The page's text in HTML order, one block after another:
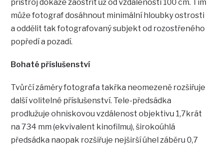
přístroj dokáže zaostřit už od vzdálenosti 100 cm. Tím
může fotograf dosáhnout minimální hloubky ostrosti
a oddělit tak fotografovaný subjekt od rozostřeného
popředí a pozadí.
Bohaté příslušenství
Tvůrčí záměry fotografa takřka neomezeně rozšiřuje
další volitelné příslušenství. Tele-předsádka
prodlužuje ohniskovou vzdálenost objektivu 1,7krát
na 734 mm (ekvivalent kinofilmu), širokoúhlá
předsádka naopak rozšiřuje nejširší úhel záběru 0,7